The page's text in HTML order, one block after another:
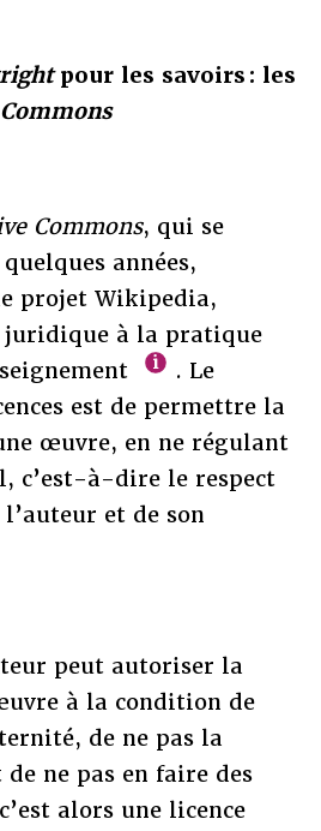
pour les savoirs : les
Commons, qui se
années,
projet Wikipedia,
juridique à la pratique
. Le
est de permettre la
œuvre, en ne régulant
c’est-à-dire le respect
et de son
peut autoriser la
à la condition de
de ne pas la
ne pas en faire des
alors une licence